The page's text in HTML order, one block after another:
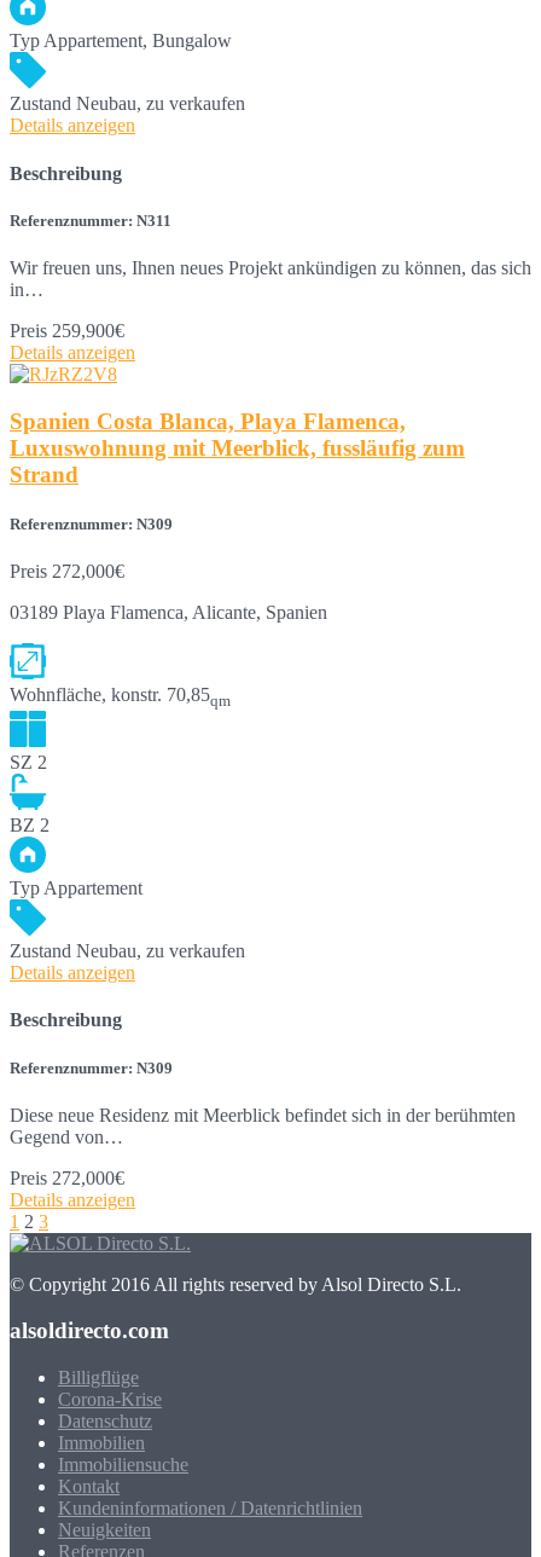
Typ Appartement, Bungalow
Zustand Neubau, zu verkaufen
Details anzeigen
Beschreibung
Referenznummer: N311
Wir freuen uns, Ihnen neues Projekt ankündigen zu können, das sich
in…
Preis 259,900€
Details anzeigen
Spanien Costa Blanca, Playa Flamenca,
Luxuswohnung mit Meerblick, fussläufig zum
Strand
Referenznummer: N309
Preis 272,000€
03189 Playa Flamenca, Alicante, Spanien
Wohnfläche, konstr. 70,85qm
SZ 2
BZ 2
Typ Appartement
Zustand Neubau, zu verkaufen
Details anzeigen
Beschreibung
Referenznummer: N309
Diese neue Residenz mit Meerblick befindet sich in der berühmten
Gegend von…
Preis 272,000€
Details anzeigen
1 2 3
© Copyright 2016 All rights reserved by Alsol Directo S.L.
alsoldirecto.com
Billigflüge
Corona-Krise
Datenschutz
Immobilien
Immobiliensuche
Kontakt
Kundeninformationen / Datenrichtlinien
Neuigkeiten
Referenzen